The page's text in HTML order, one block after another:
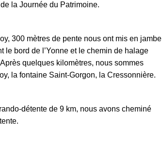
la Journée du Patrimoine.
300 mètres de pente nous ont mis en jambe
le bord de l’Yonne et le chemin de halage
quelques kilomètres, nous sommes
la fontaine Saint-Gorgon, la Cressonnière.
détente de 9 km, nous avons cheminé